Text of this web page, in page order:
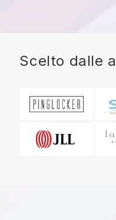
Scelto dalle